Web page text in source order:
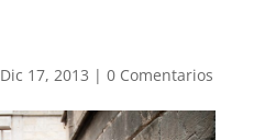
Dic 17, 2013 | 0 Comentarios